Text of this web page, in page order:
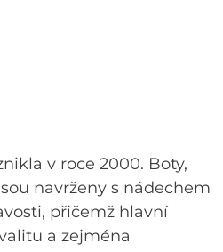
v roce 2000. Boty,
navrženy s nádechem
přičemž hlavní
a zejména